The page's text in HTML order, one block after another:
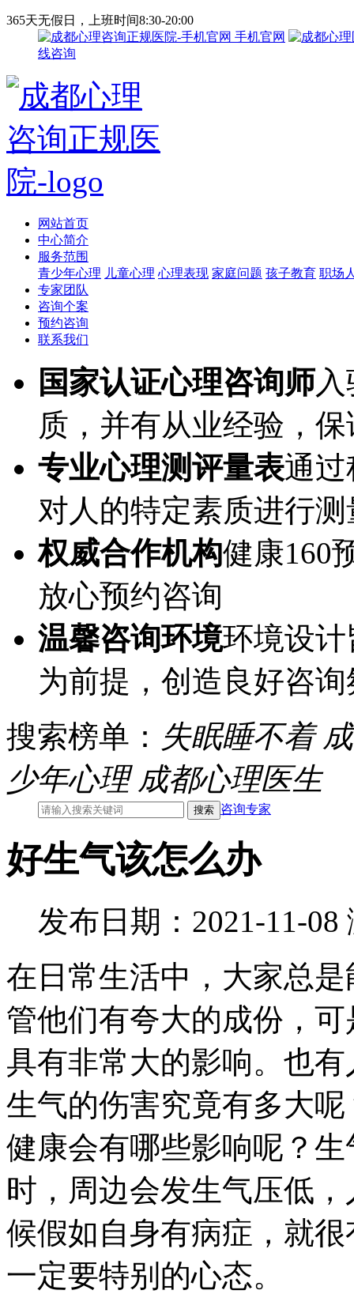
365天无假日，上班时间8:30-20:00
手机官网
线咨询
网站首页
中心简介
服务范围
青少年心理 儿童心理 心理表现 家庭问题 孩子教育 职场
专家团队
咨询个案
预约咨询
联系我们
国家认证心理咨询师
质，并有从业经验，
专业心理测评量表通
对人的特定素质进行
权威合作机构健康160
放心预约咨询
温馨咨询环境环境设
为前提，创造良好咨
搜索榜单： 失眠睡不着
少年心理 成都心理医生
咨询专家
好生气该怎么办
发布日期：2021-11-08
在日常生活中，大家总
管他们有夸大的成份，
具有非常大的影响。也
生气的伤害究竟有多大
健康会有哪些影响呢？
时，周边会发生气压低
候假如自身有病症，就
一定要特别的心态。